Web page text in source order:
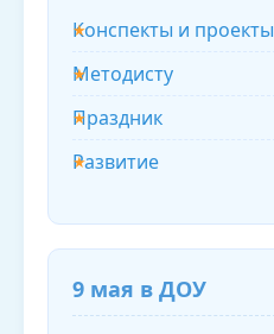
Конспекты и проекты
Методисту
Праздник
Развитие
9 мая в ДОУ